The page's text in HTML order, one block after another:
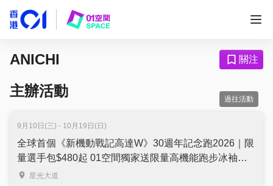
ANICHI 關注
主辦活動 過往活動
9月10日(三) - 10月19日(日)
全球首個《新機動戰記高達W》30週年記念跑2026｜限
量選手包$480起 01空間獨家送限量高機能跑步冰袖｜
10月19日降臨星光大道｜Gundam Wing 30th
星光大道